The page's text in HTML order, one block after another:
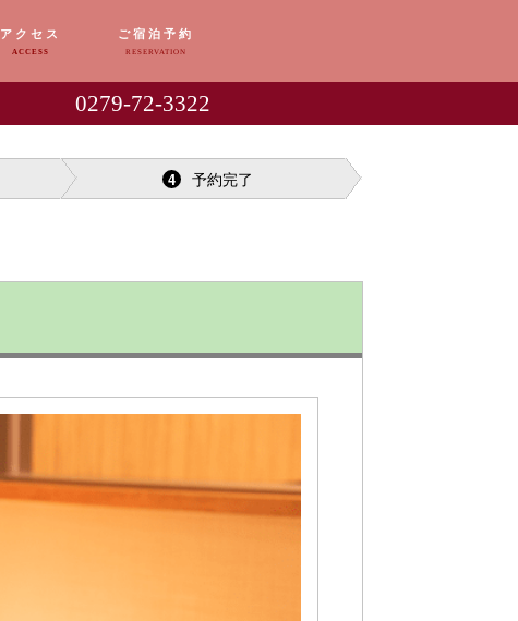
アクセス
ACCESS
ご宿泊予約
RESERVATION
0279-72-3322
4 予約完了